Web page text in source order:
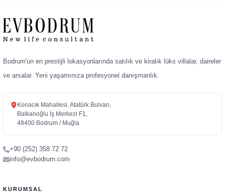
Bodrum'un en prestijli lokasyonlarında satılık ve kiralık lüks villalar, daireler
ve arsalar. Yeni yaşamınıza profesyonel danışmanlık.
Konacık Mahallesi, Atatürk Bulvarı,
Balkanoğlu İş Merkezi F1,
48400 Bodrum / Muğla
+90 (252) 358 72 72
info@evbodrum.com
KURUMSAL